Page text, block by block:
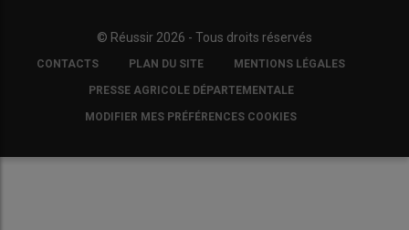
© Réussir 2026 - Tous droits réservés
FOOTER
COPYRIGHT
CONTACTS PLAN DU SITE MENTIONS LÉGALES
PRESSE AGRICOLE DÉPARTEMENTALE
MODIFIER MES PRÉFÉRENCES COOKIES